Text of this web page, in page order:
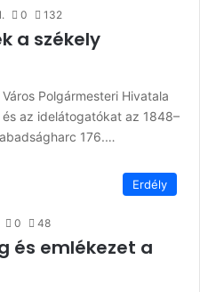
0 132
a székely
Polgármesteri Hivatala
az idelátogatókat az 1848–
176.…
Erdély
0 48
és emlékezet a